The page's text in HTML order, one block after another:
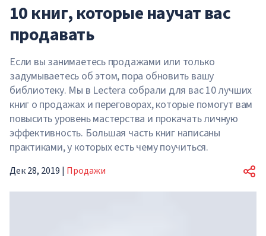
10 книг, которые научат вас
продавать
Если вы занимаетесь продажами или только
задумываетесь об этом, пора обновить вашу
библиотеку. Мы в Lectera собрали для вас 10 лучших
книг о продажах и переговорах, которые помогут вам
повысить уровень мастерства и прокачать личную
эффективность. Большая часть книг написаны
практиками, у которых есть чему поучиться.
Дек 28, 2019 | Продажи